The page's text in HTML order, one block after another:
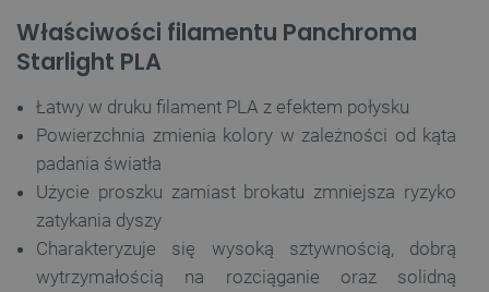
Właściwości filamentu Panchroma
Starlight PLA
Łatwy w druku filament PLA z efektem połysku
Powierzchnia zmienia kolory w zależności od kąta
padania światła
Użycie proszku zamiast brokatu zmniejsza ryzyko
zatykania dyszy
Charakteryzuje się wysoką sztywnością, dobrą
wytrzymałością na rozciąganie oraz solidną